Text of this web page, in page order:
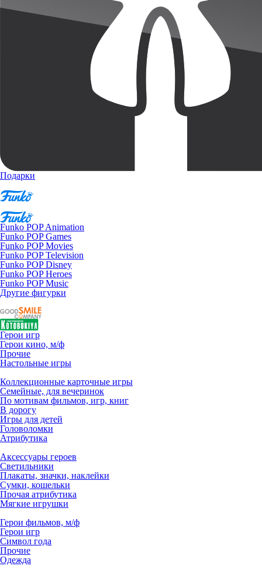
Подарки
Funko POP Animation
Funko POP Games
Funko POP Movies
Funko POP Television
Funko POP Disney
Funko POP Heroes
Funko POP Music
Другие фигурки
Герои игр
Герои кино, м/ф
Прочие
Настольные игры
Коллекционные карточные игры
Семейные, для вечеринок
По мотивам фильмов, игр, книг
В дорогу
Игры для детей
Головоломки
Атрибутика
Аксессуары героев
Светильники
Плакаты, значки, наклейки
Сумки, кошельки
Прочая атрибутика
Мягкие игрушки
Герои фильмов, м/ф
Герои игр
Символ года
Прочие
Одежда